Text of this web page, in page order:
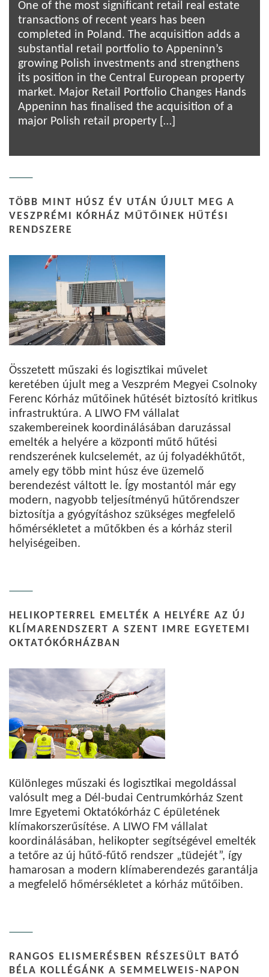
One of the most significant retail real estate
transactions of recent years has been
completed in Poland. The acquisition adds a
substantial retail portfolio to Appeninn’s
growing Polish investments and strengthens
its position in the Central European property
market. Major Retail Portfolio Changes Hands
Appeninn has finalised the acquisition of a
major Polish retail property […]
TÖBB MINT HÚSZ ÉV UTÁN ÚJULT MEG A
VESZPRÉMI KÓRHÁZ MŰTŐINEK HŰTÉSI
RENDSZERE
Összetett műszaki és logisztikai művelet
keretében újult meg a Veszprém Megyei Csolnoky
Ferenc Kórház műtőinek hűtését biztosító kritikus
infrastruktúra. A LIWO FM vállalat
szakembereinek koordinálásában daruzással
emelték a helyére a központi műtő hűtési
rendszerének kulcselemét, az új folyadékhűtőt,
amely egy több mint húsz éve üzemelő
berendezést váltott le. Így mostantól már egy
modern, nagyobb teljesítményű hűtőrendszer
biztosítja a gyógyításhoz szükséges megfelelő
hőmérsékletet a műtőkben és a kórház steril
helyiségeiben.
HELIKOPTERREL EMELTÉK A HELYÉRE AZ ÚJ
KLÍMARENDSZERT A SZENT IMRE EGYETEMI
OKTATÓKÓRHÁZBAN
Különleges műszaki és logisztikai megoldással
valósult meg a Dél-budai Centrumkórház Szent
Imre Egyetemi Oktatókórház C épületének
klímakorszerűsítése. A LIWO FM vállalat
koordinálásában, helikopter segítségével emelték
a tetőre az új hűtő-fűtő rendszer „tüdejét”, így
hamarosan a modern klímaberendezés garantálja
a megfelelő hőmérsékletet a kórház műtőiben.
RANGOS ELISMERÉSBEN RÉSZESÜLT BATÓ
BÉLA KOLLÉGÁNK A SEMMELWEIS-NAPON